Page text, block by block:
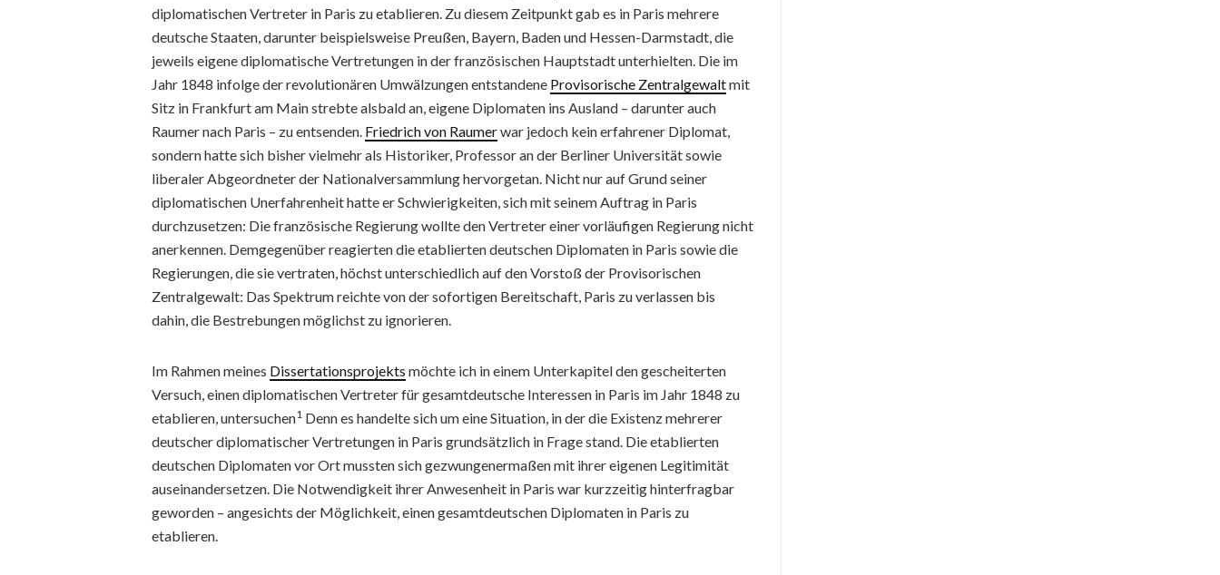
diplomatischen Vertreter in Paris zu etablieren. Zu diesem Zeitpunkt gab es in Paris mehrere
deutsche Staaten, darunter beispielsweise Preußen, Bayern, Baden und Hessen-Darmstadt, die
jeweils eigene diplomatische Vertretungen in der französischen Hauptstadt unterhielten. Die im
Jahr 1848 infolge der revolutionären Umwälzungen entstandene Provisorische Zentralgewaltmit
Sitz in Frankfurt am Main strebte alsbald an, eigene Diplomaten ins Ausland – darunter auch
Raumer nach Paris – zu entsenden. Friedrich von Raumerwar jedoch kein erfahrener Diplomat,
sondern hatte sich bisher vielmehr als Historiker, Professor an der Berliner Universität sowie
liberaler Abgeordneter der Nationalversammlung hervorgetan. Nicht nur auf Grund seiner
diplomatischen Unerfahrenheit hatte er Schwierigkeiten, sich mit seinem Auftrag in Paris
durchzusetzen: Die französische Regierung wollte den Vertreter einer vorläufigen Regierung nicht
anerkennen. Demgegenüber reagierten die etablierten deutschen Diplomaten in Paris sowie die
Regierungen, die sie vertraten, höchst unterschiedlich auf den Vorstoß der Provisorischen
Zentralgewalt: Das Spektrum reichte von der sofortigen Bereitschaft, Paris zu verlassen bis
dahin, die Bestrebungen möglichst zu ignorieren.
Im Rahmen meines Dissertationsprojekts möchte ich in einem Unterkapitel den gescheiterten
Versuch, einen diplomatischen Vertreter für gesamtdeutsche Interessen in Paris im Jahr 1848 zu
etablieren, untersuchen1 Denn es handelte sich um eine Situation, in der die Existenz mehrerer
deutscher diplomatischer Vertretungen in Paris grundsätzlich in Frage stand. Die etablierten
deutschen Diplomaten vor Ort mussten sich gezwungenermaßen mit ihrer eigenen Legitimität
auseinandersetzen. Die Notwendigkeit ihrer Anwesenheit in Paris war kurzzeitig hinterfragbar
geworden – angesichts der Möglichkeit, einen gesamtdeutschen Diplomaten in Paris zu
etablieren.